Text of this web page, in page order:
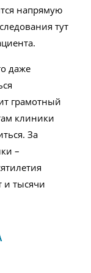
напрямую
тут
даже
грамотный
клиники
За
–
и тысячи